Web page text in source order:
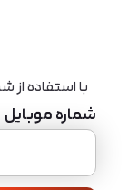
با استفاده از
شماره موبایل